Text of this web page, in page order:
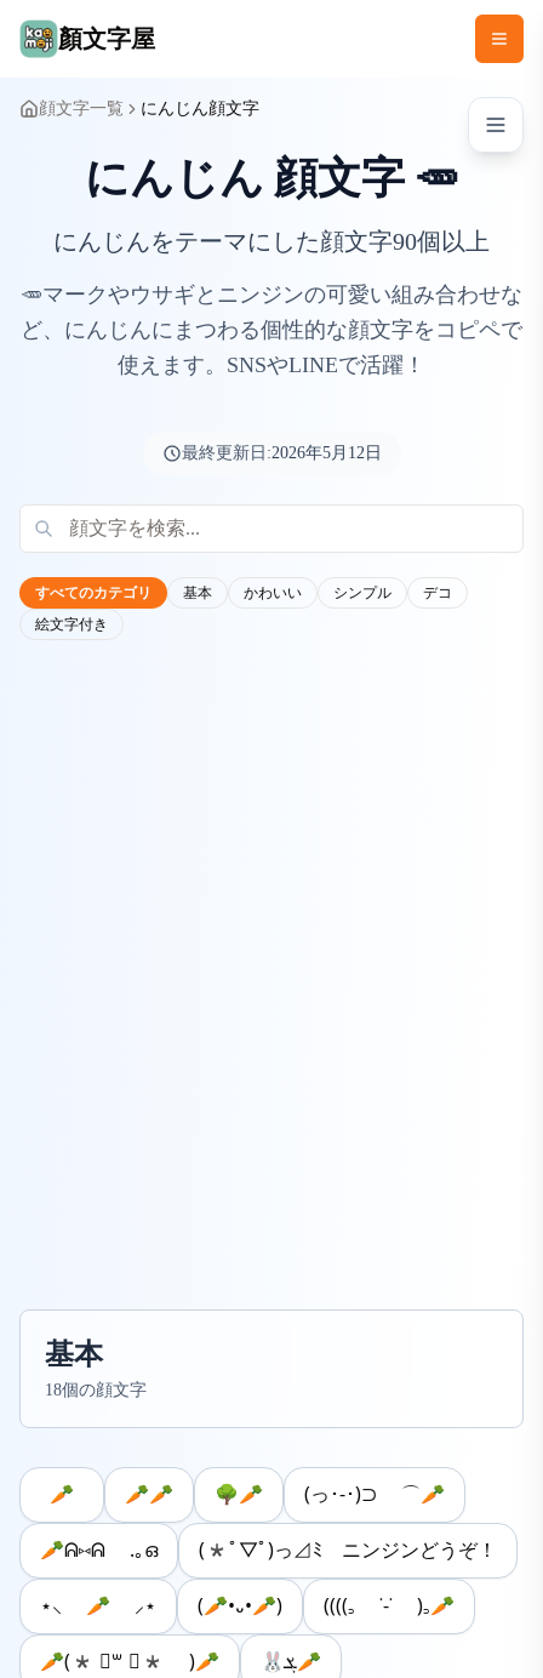
顏文字屋
顔文字一覧 にんじん顔文字
にんじん 顔文字 🥕
にんじんをテーマにした顔文字90個以上
🥕マークやウサギとニンジンの可愛い組み合わせな
ど、にんじんにまつわる個性的な顔文字をコピペで
使えます。SNSやLINEで活躍！
最終更新日:2026年5月12日
すべてのカテゴリ 基本 かわいい シンプル
デコ
絵文字付き
基本
18個の顔文字
🥕 🥕🥕 🌳🥕 (っ･-･)⊃ ⌒🥕
🥕ᕱ⑅ᕱ .｡ഒ (*ﾟ▽ﾟ)っ⊿ﾐ ニンジンどうぞ！
⋆⸜ 🥕 ⸝⋆ (🥕•᎑•🥕) ‪((((꜆ ˙-˙ )꜆🥕
🥕(* ॑꒳ ॑* )🥕 🐰ܮ🥕